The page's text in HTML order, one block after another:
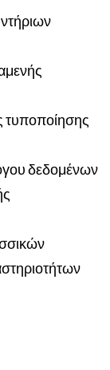
τυποποίησης
δεδομένων